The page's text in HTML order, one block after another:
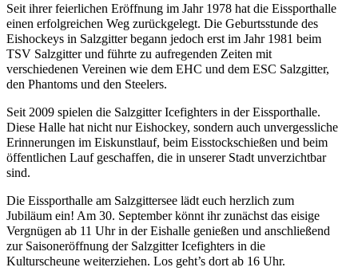
Seit ihrer feierlichen Eröffnung im Jahr 1978 hat die Eissporthalle
einen erfolgreichen Weg zurückgelegt. Die Geburtsstunde des
Eishockeys in Salzgitter begann jedoch erst im Jahr 1981 beim
TSV Salzgitter und führte zu aufregenden Zeiten mit
verschiedenen Vereinen wie dem EHC und dem ESC Salzgitter,
den Phantoms und den Steelers.
Seit 2009 spielen die Salzgitter Icefighters in der Eissporthalle.
Diese Halle hat nicht nur Eishockey, sondern auch unvergessliche
Erinnerungen im Eiskunstlauf, beim Eisstockschießen und beim
öffentlichen Lauf geschaffen, die in unserer Stadt unverzichtbar
sind.
Die Eissporthalle am Salzgittersee lädt euch herzlich zum
Jubiläum ein! Am 30. September könnt ihr zunächst das eisige
Vergnügen ab 11 Uhr in der Eishalle genießen und anschließend
zur Saisoneröffnung der Salzgitter Icefighters in die
Kulturscheune weiterziehen. Los geht’s dort ab 16 Uhr.